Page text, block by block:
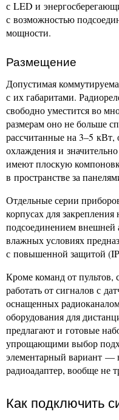
с LED и
с возможностью
мощности.
Размещение
Допустимая
с их габаритами.
свободно уместится во
размерам оно не больше
рассчитанные на 3–5
охлаждения и
имеют плоскую
в пространстве за
Отдельные серии
корпусах для
подсоединением
влажных условиях
с повышенной защитой
Кроме команд от
работать от сигналов с
оснащенных
оборудования для
предлагают и готовые
упрощающими выбор
элементарный вариант —
радиоадаптер, вообще не
Как подключить